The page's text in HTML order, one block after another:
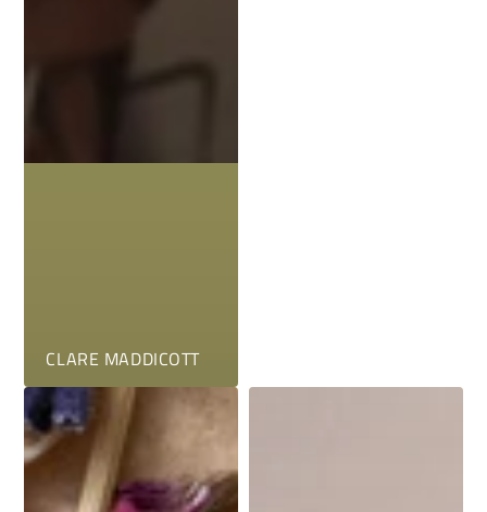
CLARE MADDICOTT